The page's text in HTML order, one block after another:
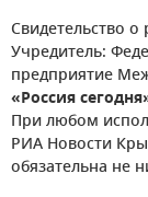
Свидетельство
Учредитель:
предприятие
«Россия
При любом
РИА Новости
обязательна не